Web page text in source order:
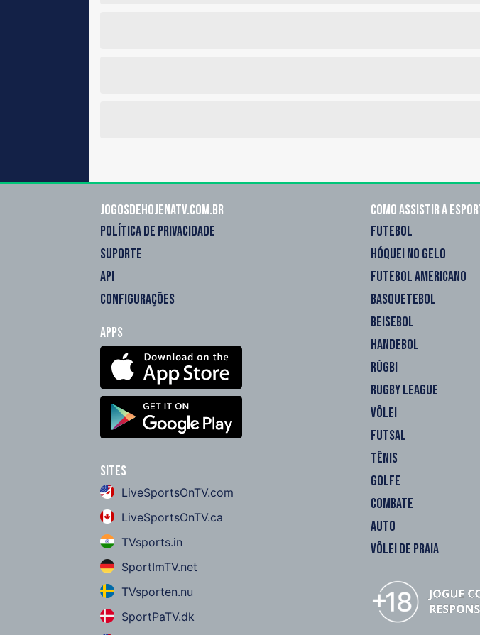
Jogosdehojenatv.com.br
POLÍTICA DE PRIVACIDADE
SUPORTE
API
CONFIGURAÇÕES
Apps
Sites
LiveSportsOnTV.com
LiveSportsOnTV.ca
TVsports.in
SportImTV.net
TVsporten.nu
SportPaTV.dk
Como assistir a
FUTEBOL
HÓQUEI NO GELO
FUTEBOL AMERICANO
BASQUETEBOL
BEISEBOL
HANDEBOL
RÚGBI
RUGBY LEAGUE
VÔLEI
FUTSAL
TÊNIS
GOLFE
COMBATE
AUTO
VÔLEI DE PRAIA